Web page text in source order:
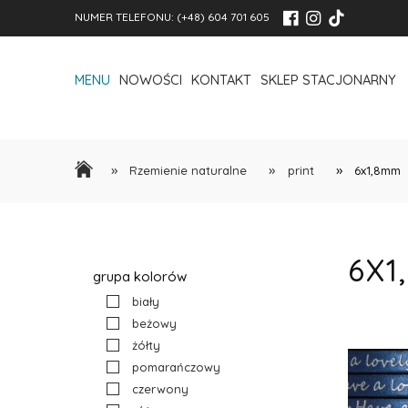
NUMER TELEFONU: (+48) 604 701 605
MENU NOWOŚCI KONTAKT SKLEP STACJONARNY
» Rzemienie naturalne » print » 6x1,8mm
grupa kolorów
biały
beżowy
żółty
pomarańczowy
czerwony